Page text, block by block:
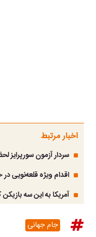
اخبار مرتبط
سردار آزمون
اقدام ویژه قلعه‌نویی
آمریکا به این سه
جام جهانی